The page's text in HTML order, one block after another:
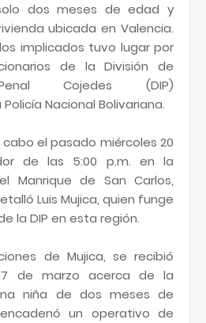
dos meses de edad y
ubicada en Valencia.
implicados tuvo lugar por
de la División de
Cojedes (DIP)
Nacional Bolivariana.
el pasado miércoles 20
de las 5:00 p.m. en la
Manrique de San Carlos,
Luis Mujica, quien funge
la DIP en esta región.
de Mujica, se recibió
de marzo acerca de la
niña de dos meses de
un operativo de